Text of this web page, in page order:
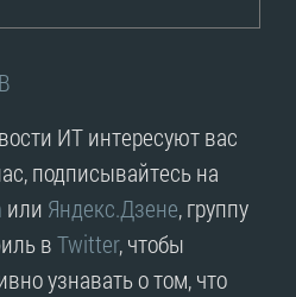
ИТ интересуют вас
подписывайтесь на
или Яндекс.Дзене, группу
вTwitter, чтобы
узнавать о том, что